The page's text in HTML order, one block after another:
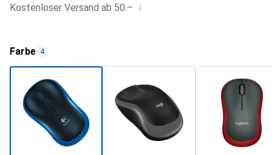
Kostenloser Versand ab 50.– i
Farbe 4